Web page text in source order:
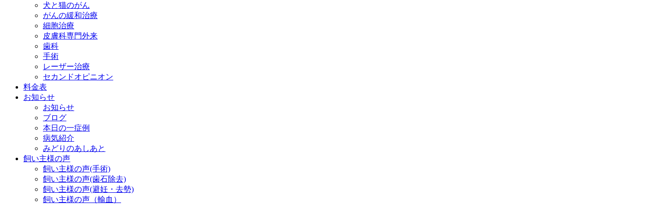
犬と猫のがん
がんの緩和治療
細胞治療
皮膚科専門外来
歯科
手術
レーザー治療
セカンドオピニオン
料金表
お知らせ
お知らせ
ブログ
本日の一症例
病気紹介
みどりのあしあと
飼い主様の声
飼い主様の声(手術)
飼い主様の声(歯石除去)
飼い主様の声(避妊・去勢)
飼い主様の声（輸血）